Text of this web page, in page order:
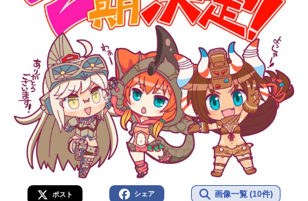
ポスト シェア 画像一覧 (10件)